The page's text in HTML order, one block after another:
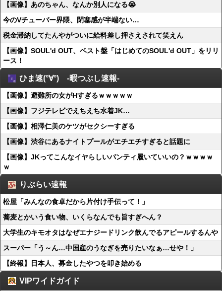
【画像】あのちゃん、なんか別人になる😭
今のVチューバー界隈、閉塞感が半端ない…
税金滞納してたんやがついに給料差し押さえされて笑えん
【画像】SOUL'd OUT、ベスト盤「はじめてのSOUL'd OUT」をリリ
ース！
ひま速(°∀°) -暇つぶし速報-
【画像】避難所の女がHすぎるｗｗｗｗｗ
【画像】フジテレビでえちえち水着JK…
【画像】相澤仁美のケツがセクシーすぎる
【画像】渋谷にあるナイトプールがエチエチすぎると話題に
【画像】JKってこんなイヤらしいパンティ履いていいの？ｗｗｗｗ
ｗ
りぷらい速報
松屋「みんなの食卓だから片付け手伝って！」
蕎麦とかいう食い物、いくらなんでも旨すぎへん？
大学生のキモオタはなぜエナジードリンク飲んでるアピールするんや
スーパー「う～ん…中国産のうなぎを売りたいなぁ…せや！」
【終報】日本人、募金したやつを叩き始める
VIPワイドガイド